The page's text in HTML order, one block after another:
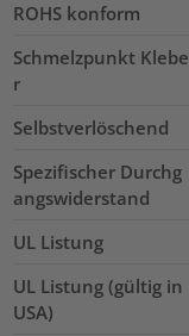
ROHS konform
Schmelzpunkt Klebe
r
Selbstverlöschend
Spezifischer Durchg
angswiderstand
UL Listung
UL Listung (gültig in
USA)